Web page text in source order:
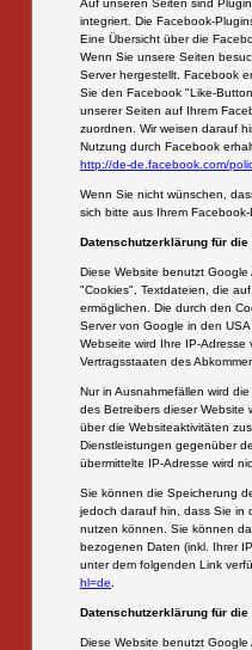
Auf unseren Seiten sind
integriert. Die Facebook-
Eine Übersicht über die
Wenn Sie unsere Seiten
Server hergestellt. Facebook
Sie den Facebook "Like-
unserer Seiten auf Ihrem
zuordnen. Wir weisen darauf
Nutzung durch Facebook
http://de-de.facebook.com/
Wenn Sie nicht wünschen,
sich bitte aus Ihrem
Datenschutzerklärung für
Diese Website benutzt
"Cookies", Textdateien, die
ermöglichen. Die durch den
Server von Google in den
Webseite wird Ihre IP-
Vertragsstaaten des
Nur in Ausnahmefällen wird
des Betreibers dieser Website
über die Websiteaktivitäten
Dienstleistungen gegenüber
übermittelte IP-Adresse wird
Sie können die Speicherung
jedoch darauf hin, dass Sie in
nutzen können. Sie können
bezogenen Daten (inkl. Ihrer
unter dem folgenden Link
hl=de
Datenschutzerklärung für
Diese Website benutzt